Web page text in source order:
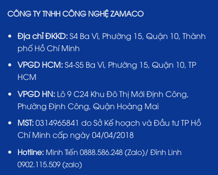
CÔNG TY TNHH CÔNG NGHỆ ZAMACO
Địa chỉ ĐKKD:S4 Ba Vì, Phường 15, Quận 10, Thành
phố Hồ Chí Minh
VPGD HCM:S4-S5 Ba Vì, Phường 15, Quận 10, TP
HCM
VPGD HN:Lô 9 C24 Khu Đô Thị Mới Định Công,
Phường Định Công, Quận Hoàng Mai
MST:0314965841 do Sở Kế hoạch và Đầu tư TP Hồ
Chí Minh cấp ngày 04/04/2018
Hotline: Minh Tiến 0888.586.248 (Zalo)/ Đình Linh
0902.115.509 (zalo)